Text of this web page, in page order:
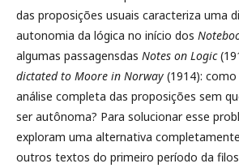
das proposições usuais caracteriza uma
autonomia da lógica no início dos
algumas passagensdas Notes on Logic
dictated to Moore in Norway (1914):
análise completa das proposições sem
ser autônoma? Para solucionar esse
exploram uma alternativa
outros textos do primeiro período da